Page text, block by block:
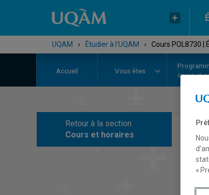
UQAM › Étudier à l'UQAM › Cours POL8730 |
Accueil Vous êtes
cours et
Retour à la section
Cours et horaires
«